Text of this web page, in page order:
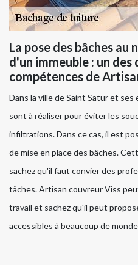
La pose des bâches
d'un immeuble : un des
compétences de
Dans la ville de Saint Satur et
sont à réaliser pour éviter les
infiltrations. Dans ce cas, il est
de mise en place des bâches.
sachez qu'il faut convier des
tâches. Artisan couvreur Viss
travail et sachez qu'il peut
accessibles à beaucoup de